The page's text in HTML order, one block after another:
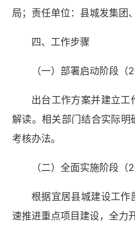
局；责任单位：县城发集团
四、工作步骤
（一）部署启动阶段
出台工作方案并建立工
解读。相关部门结合实际
考核办法。
（二）全面实施阶段
根据宜居县城建设工作
速推进重点项目建设，全力